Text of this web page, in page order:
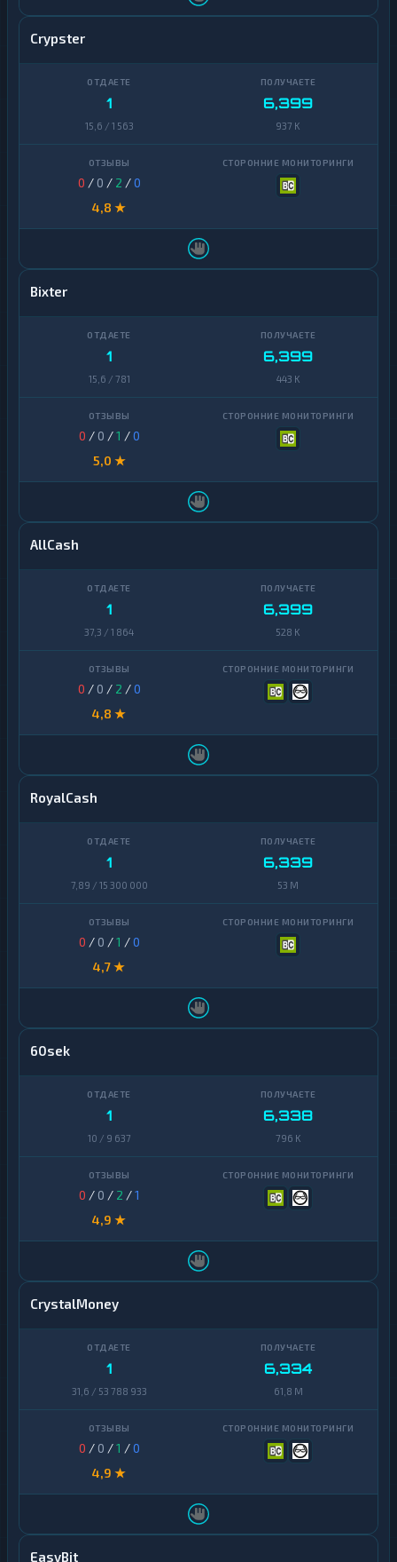
Crypster
1
15,6 / 1 563
6,399
937 K
0 / 0 / 2 /0
4,8 ★
Bixter
1
15,6 / 781
6,399
443 K
0 / 0 /1 /0
5,0 ★
AllCash
1
37,3 / 1 864
6,399
528 K
0 / 0 / 2 /0
4,8 ★
RoyalCash
1
7,89 / 15 300 000
6,339
53 M
0 / 0 /1 /0
4,7 ★
60sek
1
10 / 9 637
6,338
796 K
0 / 0 / 2 /1
4,9 ★
CrystalMoney
1
31,6 / 53 788 933
6,334
61,8 M
0 / 0 /1 /0
4,9 ★
EasyBit